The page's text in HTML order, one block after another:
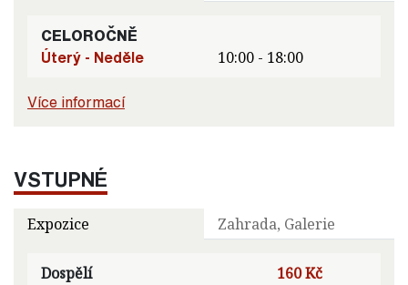
CELOROČNĚ
Úterý - Neděle
10:00 - 18:00
Více informací
VSTUPNÉ
Expozice Zahrada, Galerie
Dospělí 160 Kč